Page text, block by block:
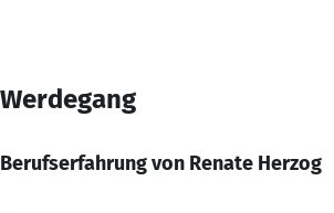
Werdegang
Berufserfahrung von Renate Herzog